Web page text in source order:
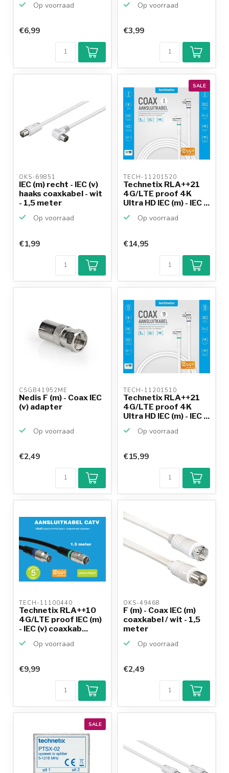
Op voorraad
€6,99
Op voorraad
€3,99
OKS-69851
IEC (m) recht - IEC (v)
haaks coaxkabel - wit
- 1,5 meter
Op voorraad
€1,99
SALE
TECH-11201520
Technetix RLA++21
4G/LTE proof 4K
Ultra HD IEC (m) - IEC ...
Op voorraad
€14,95
CSGB41952ME
Nedis F (m) - Coax IEC
(v) adapter
Op voorraad
€2,49
TECH-11201510
Technetix RLA++21
4G/LTE proof 4K
Ultra HD IEC (m) - IEC ...
Op voorraad
€15,99
TECH-11100440
Technetix RLA++10
4G/LTE proof IEC (m)
- IEC (v) coaxkab...
Op voorraad
€9,99
OKS-49468
F (m) - Coax IEC (m)
coaxkabel / wit - 1,5
meter
Op voorraad
€2,49
SALE